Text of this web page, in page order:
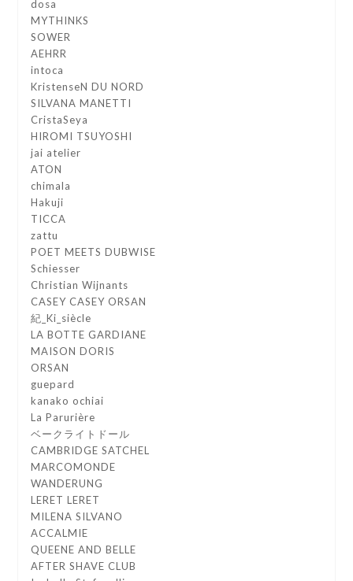
dosa
MYTHINKS
SOWER
AEHRR
intoca
KristenseN DU NORD
SILVANA MANETTI
CristaSeya
HIROMI TSUYOSHI
jai atelier
ATON
chimala
Hakuji
TICCA
zattu
POET MEETS DUBWISE
Schiesser
Christian Wijnants
CASEY CASEY ORSAN
紀_Ki_siècle
LA BOTTE GARDIANE
MAISON DORIS
ORSAN
guepard
kanako ochiai
La Parurière
ベークライトドール
CAMBRIDGE SATCHEL
MARCOMONDE
WANDERUNG
LERET LERET
MILENA SILVANO
ACCALMIE
QUEENE AND BELLE
AFTER SHAVE CLUB